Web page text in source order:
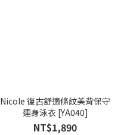
Nicole 復古舒適條紋美背保守
連身泳衣 [YA040]
NT$1,890